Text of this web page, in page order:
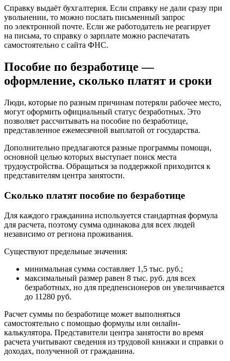
Справку выдаёт бухгалтерия. Если справку не дали сразу при
увольнении, то можно послать письменный запрос
по электронной почте. Если же работодатель не реагирует
на письма, то справку о зарплате можно распечатать
самостоятельно с сайта ФНС.
Пособие по безработице —
оформление, сколько платят и сроки
Люди, которые по разным причинам потеряли рабочее место,
могут оформить официальный статус безработных. Это
позволяет рассчитывать на пособие по безработице,
представленное ежемесячной выплатой от государства.
Дополнительно предлагаются разные программы помощи,
основной целью которых выступает поиск места
трудоустройства. Обращаться за поддержкой приходится к
представителям центра занятости.
Сколько платят пособие по безработице
Для каждого гражданина используется стандартная формула
для расчета, поэтому сумма одинакова для всех людей
независимо от региона проживания.
Существуют предельные значения:
минимальная сумма составляет 1,5 тыс. руб.;
максимальный размер равен 8 тыс. руб. для всех
безработных, но для предпенсионеров он увеличивается
до 11280 руб.
Расчет суммы по безработице может выполняться
самостоятельно с помощью формулы или онлайн-
калькулятора. Представители центра занятости во время
расчета учитывают сведения из трудовой книжки и справки о
доходах, полученной от гражданина.